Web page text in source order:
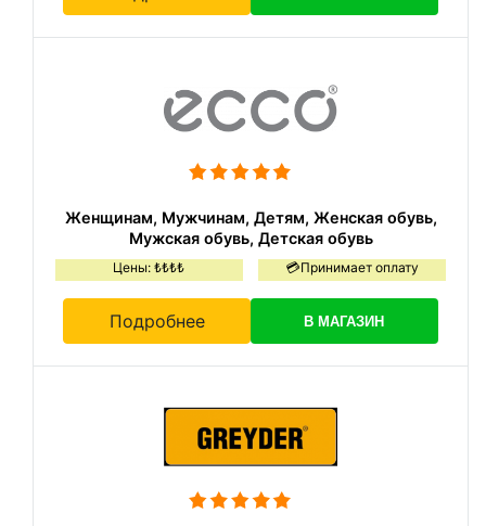
Женщинам, Мужчинам, Детям, Женская обувь,
Мужская обувь, Детская обувь
Цены: ₺₺₺₺ 💳Принимает оплату
Подробнее В МАГАЗИН